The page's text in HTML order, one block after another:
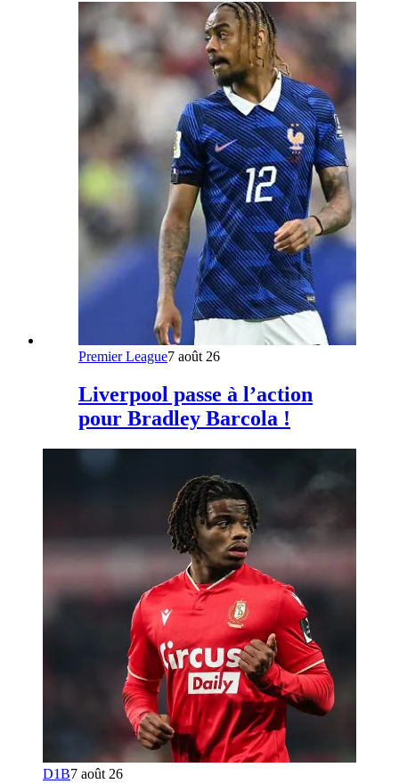
Premier League7 août 26
Liverpool passe à l’action
pour Bradley Barcola !
D1B7 août 26